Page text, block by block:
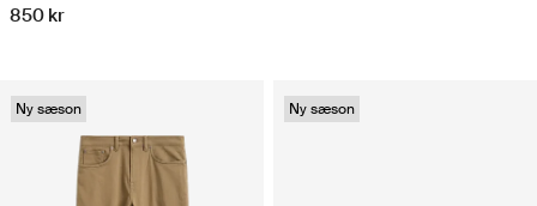
850 kr
Ny sæson Ny sæson